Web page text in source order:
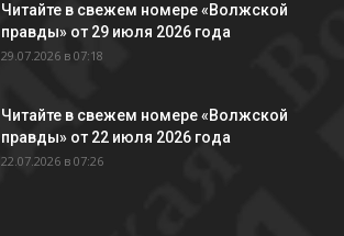
Читайте в свежем номере «Волжской
правды» от 29 июля 2026 года
29.07.2026 в 07:18
Читайте в свежем номере «Волжской
правды» от 22 июля 2026 года
22.07.2026 в 07:26